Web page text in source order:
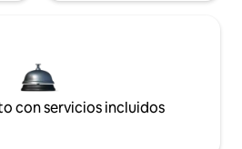
con servicios incluidos